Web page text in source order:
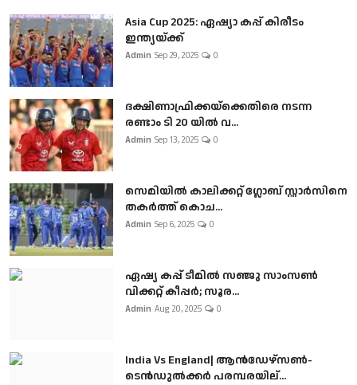
Asia Cup 2025: ഏഷ്യാ കപ്പ് കിരീടം
ഇന്ത്യയ്ക്ക്
Admin Sep 29, 2025 0
ദക്ഷിണാഫ്രിക്കയ്‌ക്കെതിരെ നടന്ന
രണ്ടാം ടി 20 യിൽ വ...
Admin Sep 13, 2025 0
സെമിയിൽ കാലിക്കറ്റ് ഗ്ലോബ് സ്റ്റാർസിനെ
തകർത്ത് കൊച...
Admin Sep 6, 2025 0
ഏഷ്യ കപ്പ് ടീമിൽ സഞ്ജു സാംസൺ
വിക്കറ്റ് കീപ്പർ; സൂര...
Admin Aug 20, 2025 0
India Vs England| ആൻഡേഴ്സൺ-
ടെൻഡുല്‍ക്കർ പരമ്പരയില്...